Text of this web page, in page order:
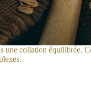
collation équilibrée.